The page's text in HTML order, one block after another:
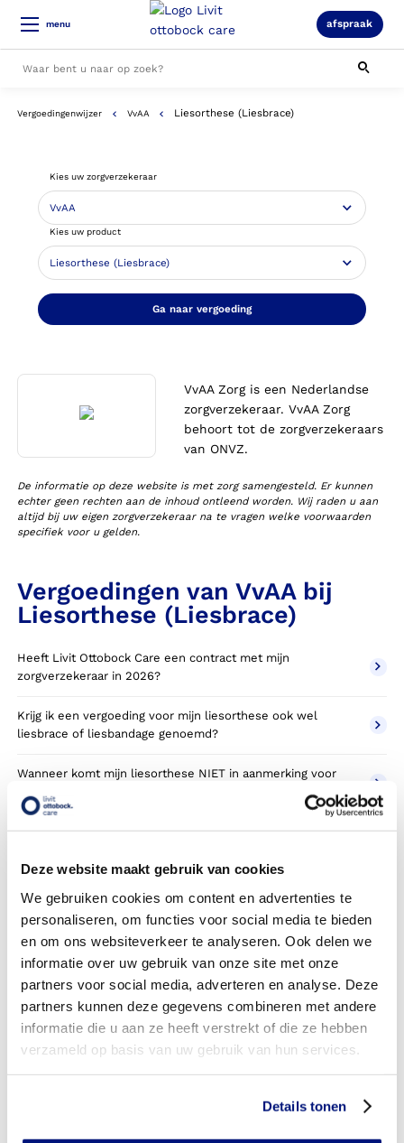
Deze website maakt gebruik van cookies
We gebruiken cookies om content en advertenties te
personaliseren, om functies voor social media te bieden
en om ons websiteverkeer te analyseren. Ook delen we
informatie over uw gebruik van onze site met onze
partners voor social media, adverteren en analyse. Deze
partners kunnen deze gegevens combineren met andere
informatie die u aan ze heeft verstrekt of die ze hebben
verzameld op basis van uw gebruik van hun services.
Details tonen
menu afspraak
Alle resultaten
Vergoedingenwijzer VvAA Liesorthese (Liesbrace)
Kies uw zorgverzekeraar
Kies uw product
Ga naar vergoeding
VvAA Zorg is een Nederlandse
zorgverzekeraar. VvAA Zorg
behoort tot de zorgverzekeraars
van ONVZ.
De informatie op deze website is met zorg samengesteld. Er kunnen
echter geen rechten aan de inhoud ontleend worden. Wij raden u aan
altijd bij uw eigen zorgverzekeraar na te vragen welke voorwaarden
specifiek voor u gelden.
Vergoedingen van VvAA bij
Liesorthese (Liesbrace)
Heeft Livit Ottobock Care een contract met mijn
zorgverzekeraar in 2026?
Krijg ik een vergoeding voor mijn liesorthese ook wel
liesbrace of liesbandage genoemd?
Wanneer komt mijn liesorthese NIET in aanmerking voor
Wordt mijn liesorthese vergoed uit de basisverzekering?
Wordt mijn liesorthese vergoed vanuit een aanvullende
Is de liesorthese individueel vervaardigd of verkrijgbaar in
confectie standaard uitvoeringen?
Is de liesorthese mijn eigendom?
Wanneer mag mijn liesorthese vervangen worden?